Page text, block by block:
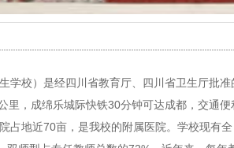
学校）是经四川省教育厅、四川省卫生厅批
里，成绵乐城际快铁30分钟可达成都，交通
占地近70亩，是我校的附属医院。学校现有